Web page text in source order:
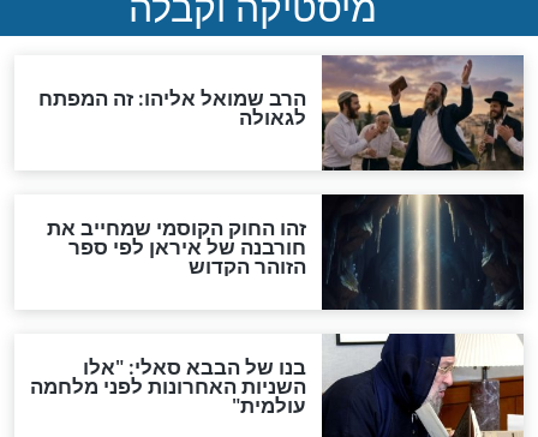
האם לאחר בוא המשיח יהיה
אפשר לחזור בתשובה?
לכל המאמרים